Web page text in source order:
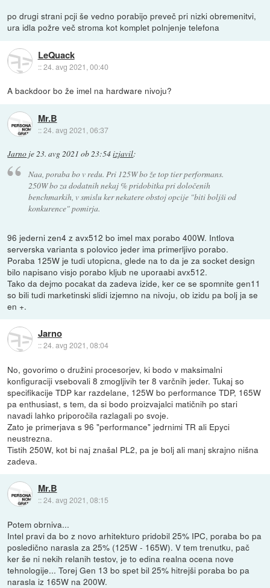
po drugi strani pcji še vedno porabijo preveč pri nizki obremenitvi,
ura idla požre več stroma kot komplet polnjenje telefona
LeQuack
::24. avg 2021, 00:40
A backdoor bo že imel na hardware nivoju?
Mr.B
::24. avg 2021, 06:37
Jarno je23. avg 2021 ob 23:54izjavil:
Naa, poraba bo v redu. Pri 125W bo že top tier performans.
250W bo za dodatnih nekaj % pridobitka pri določenih
benchmarkih, v smislu ker nekatere obstoj opcije "biti boljši od
konkurence" pomirja.
96 jederni zen4 z avx512 bo imel max porabo 400W. Intlova
serverska varianta s polovico jeder ima primerljivo porabo.
Poraba 125W je tudi utopicna, glede na to da je za socket design
bilo napisano visjo porabo kljub ne uporaabi avx512.
Tako da dejmo pocakat da zadeva izide, ker ce se spomnite gen11
so bili tudi marketinski slidi izjemno na nivoju, ob izidu pa bolj ja se
en +.
Jarno
::24. avg 2021, 08:04
No, govorimo o družini procesorjev, ki bodo v maksimalni
konfiguraciji vsebovali 8 zmogljivih ter 8 varčnih jeder. Tukaj so
specifikacije TDP kar razdelane, 125W bo performance TDP, 165W
pa enthusiast, s tem, da si bodo proizvajalci matičnih po stari
navadi lahko priporočila razlagali po svoje.
Zato je primerjava s 96 "performance" jedrnimi TR ali Epyci
neustrezna.
Tistih 250W, kot bi naj znašal PL2, pa je bolj ali manj skrajno nišna
zadeva.
Mr.B
::24. avg 2021, 08:15
Potem obrniva...
Intel pravi da bo z novo arhitekturo pridobil 25% IPC, poraba bo pa
posledično narasla za 25% (125W - 165W). V tem trenutku, pač
ker še ni nekih relanih testov, je to edina realna ocena nove
tehnologije... Torej Gen 13 bo spet bil 25% hitrejši poraba bo pa
narasla iz 165W na 200W.